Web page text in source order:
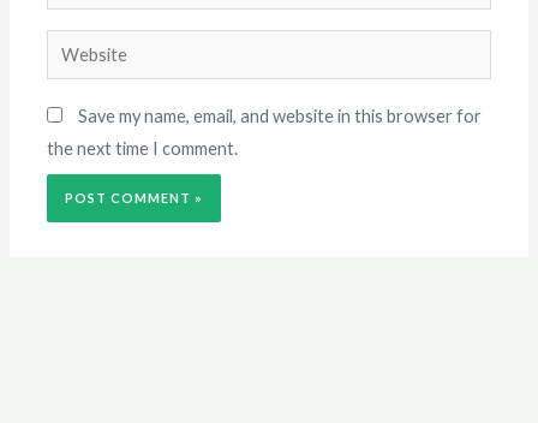
Website
Save my name, email, and website in this browser for
the next time I comment.